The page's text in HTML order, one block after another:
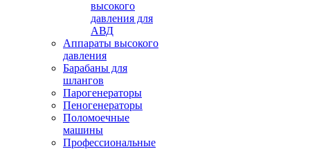
высокого
давления для
АВД
Аппараты высокого
давления
Барабаны для
шлангов
Парогенераторы
Пеногенераторы
Поломоечные
машины
Профессиональные